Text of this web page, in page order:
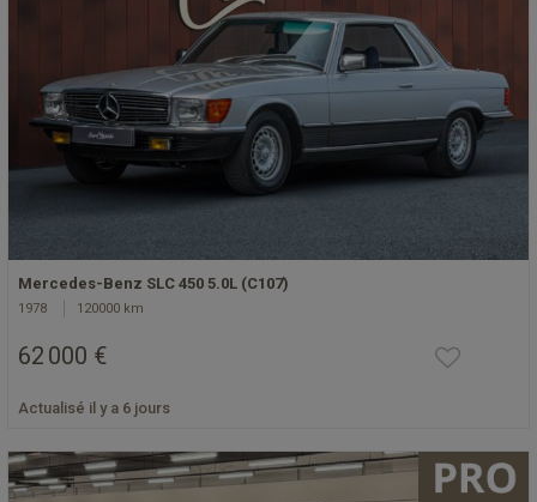
Mercedes-Benz SLC 450 5.0L (C107)
1978 120000 km
62 000 €
Actualisé il y a 6 jours